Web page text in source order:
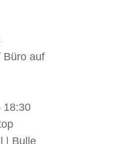
Büro auf
18:30
| Bulle